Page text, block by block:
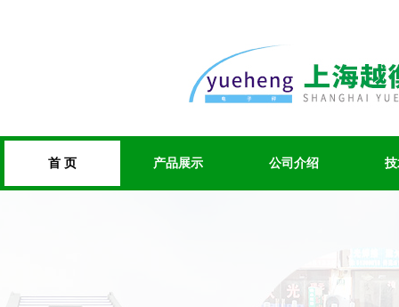
首 页 产品展示 公司介绍